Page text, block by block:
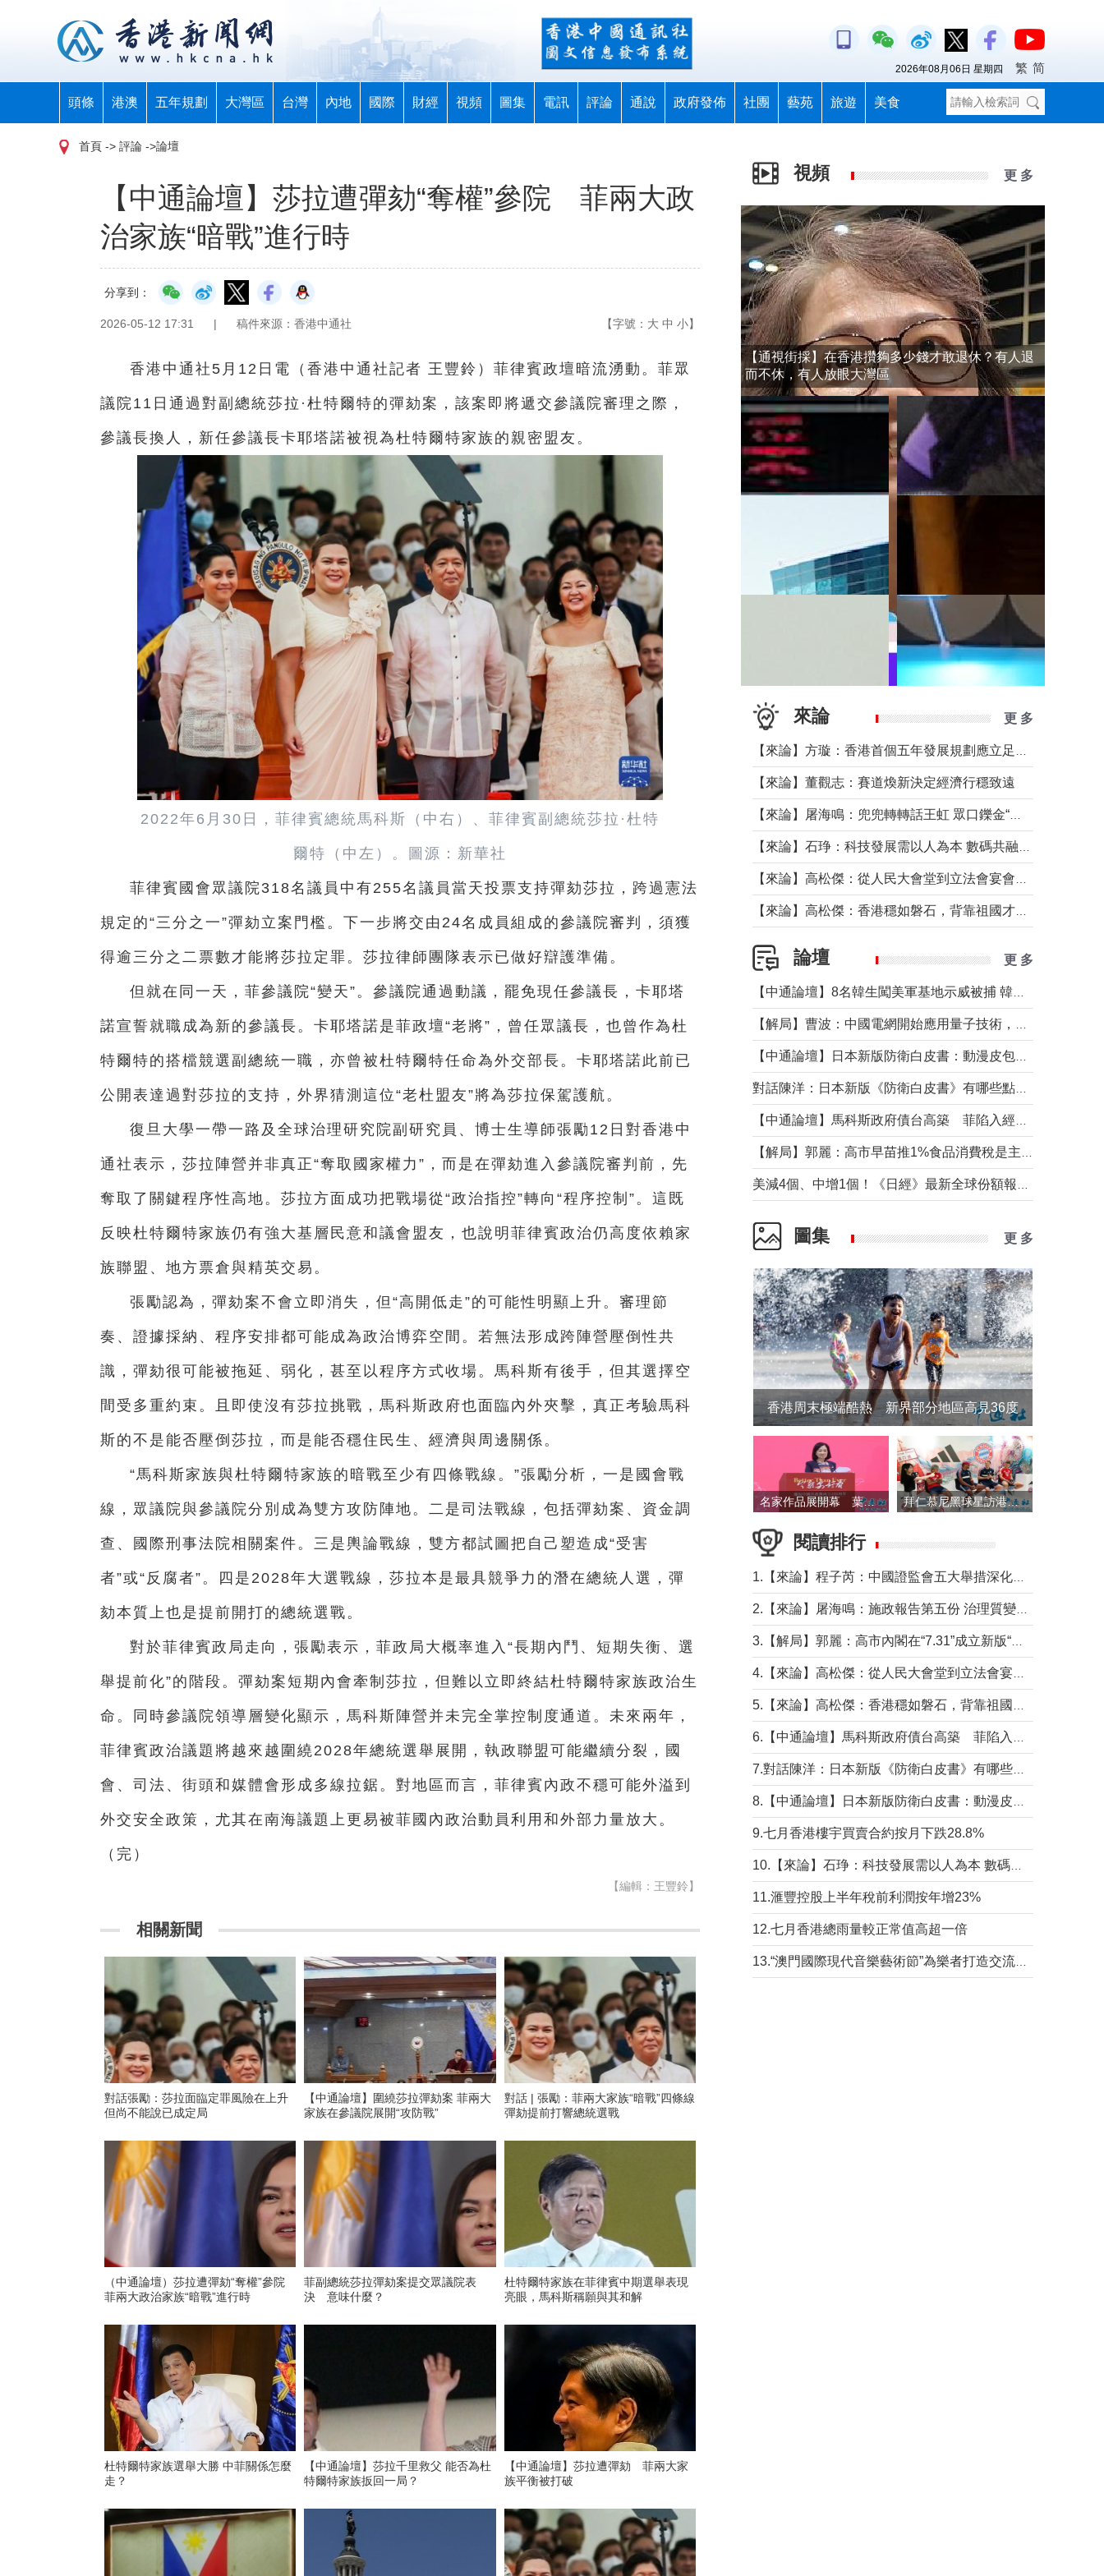
頭條 港澳 五年規劃 大灣區 台灣 內地 國際 財經 視頻 圖集 電訊 評論 通說 政府發佈 社團 藝苑 旅遊 美食
2026年08月06日 星期四 繁 简
首頁 -> 評論 ->論壇
【中通論壇】莎拉遭彈劾“奪權”參院 菲兩大政
治家族“暗戰”進行時
分享到：
2026-05-12 17:31 | 稿件來源：香港中通社 【字號： 大 中 小】
香港中通社5月12日電（香港中通社記者 王豐鈴）菲律賓政壇暗流湧動。菲眾
議院11日通過對副總統莎拉·杜特爾特的彈劾案，該案即將遞交參議院審理之際，
參議長換人，新任參議長卡耶塔諾被視為杜特爾特家族的親密盟友。
2022年6月30日，菲律賓總統馬科斯（中右）、 菲律賓 副總統莎拉·杜特
爾特（中左） 。圖源：新華社
菲律賓國會眾議院318名議員中有255名議員當天投票支持彈劾莎拉，跨過憲法
規定的“三分之一”彈劾立案門檻。下一步將交由24名成員組成的參議院審判，須獲
得逾三分之二票數才能將莎拉定罪。莎拉律師團隊表示已做好辯護準備。
但就在同一天，菲參議院“變天”。參議院通過動議，罷免現任參議長，卡耶塔
諾宣誓就職成為新的參議長。卡耶塔諾是菲政壇“老將”，曾任眾議長，也曾作為杜
特爾特的搭檔競選副總統一職，亦曾被杜特爾特任命為外交部長。卡耶塔諾此前已
公開表達過對莎拉的支持，外界猜測這位“老杜盟友”將為莎拉保駕護航。
復旦大學一帶一路及全球治理研究院副研究員、博士生導師張勵12日對香港中
通社表示，莎拉陣營并非真正“奪取國家權力”，而是在彈劾進入參議院審判前，先
奪取了關鍵程序性高地。莎拉方面成功把戰場從“政治指控”轉向“程序控制”。這既
反映杜特爾特家族仍有強大基層民意和議會盟友，也說明菲律賓政治仍高度依賴家
族聯盟、地方票倉與精英交易。
張勵認為，彈劾案不會立即消失，但“高開低走”的可能性明顯上升。審理節
奏、證據採納、程序安排都可能成為政治博弈空間。若無法形成跨陣營壓倒性共
識，彈劾很可能被拖延、弱化，甚至以程序方式收場。馬科斯有後手，但其選擇空
間受多重約束。且即使沒有莎拉挑戰，馬科斯政府也面臨內外夾擊，真正考驗馬科
斯的不是能否壓倒莎拉，而是能否穩住民生、經濟與周邊關係。
“馬科斯家族與杜特爾特家族的暗戰至少有四條戰線。”張勵分析，一是國會戰
線，眾議院與參議院分別成為雙方攻防陣地。二是司法戰線，包括彈劾案、資金調
查、國際刑事法院相關案件。三是輿論戰線，雙方都試圖把自己塑造成“受害
者”或“反腐者”。四是2028年大選戰線，莎拉本是最具競爭力的潛在總統人選，彈
劾本質上也是提前開打的總統選戰。
對於菲律賓政局走向，張勵表示，菲政局大概率進入“長期內鬥、短期失衡、選
舉提前化”的階段。彈劾案短期內會牽制莎拉，但難以立即終結杜特爾特家族政治生
命。同時參議院領導層變化顯示，馬科斯陣營并未完全掌控制度通道。未來兩年，
菲律賓政治議題將越來越圍繞2028年總統選舉展開，執政聯盟可能繼續分裂，國
會、司法、街頭和媒體會形成多線拉鋸。對地區而言，菲律賓內政不穩可能外溢到
外交安全政策，尤其在南海議題上更易被菲國內政治動員利用和外部力量放大。
（完）
【編輯：王豐鈴】
相關新聞
對話張勵：莎拉面臨定罪風險在上升
但尚不能說已成定局
【中通論壇】圍繞莎拉彈劾案 菲兩大
家族在參議院展開“攻防戰”
對話 | 張勵：菲兩大家族“暗戰”四條線
彈劾提前打響總統選戰
（中通論壇）莎拉遭彈劾“奪權”參院
菲兩大政治家族“暗戰”進行時
菲副總統莎拉彈劾案提交眾議院表
決 意味什麼？
杜特爾特家族在菲律賓中期選舉表現
亮眼，馬科斯稱願與其和解
杜特爾特家族選舉大勝 中菲關係怎麼
走？
【中通論壇】莎拉千里救父 能否為杜
特爾特家族扳回一局？
【中通論壇】莎拉遭彈劾 菲兩大家
族平衡被打破
視頻 更 多
【通視街採】在香港攢夠多少錢才敢退休？有人退
而不休，有人放眼大灣區
來論 更 多
【來論】董觀志：賽道煥新決定經濟行穩致遠
論壇 更 多
圖集 更 多
香港周末極端酷熱 新界部分地區高見36度
名家作品展開幕 葉劉淑儀出席並致辭 拜仁慕尼黑球星訪港 與球迷近距離互動
閱讀排行
9.七月香港樓宇買賣合約按月下跌28.8%
11.滙豐控股上半年稅前利潤按年增23%
12.七月香港總雨量較正常值高超一倍